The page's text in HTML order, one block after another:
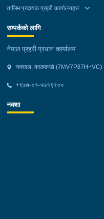
तालिम प्रदायक प्रहरी कार्यालयहरू
सम्पर्कको लागि
नेपाल प्रहरी प्रधान कार्यालय
नक्साल, काठमाण्डौ (7MV7P87H+VC)
+९७७-०१-५७१९९००
नक्शा